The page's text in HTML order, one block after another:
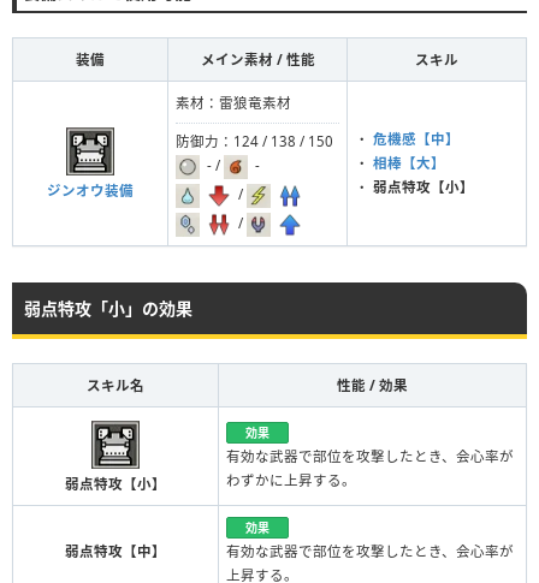
装備 メイン素材 / 性能 スキル
ジンオウ装備
素材：雷狼竜素材
防御力：124 / 138 / 150
- /
-
/
/
・ 危機感【中】
・ 相棒【大】
・ 弱点特攻【小】
弱点特攻「小」の効果
スキル名 性能 / 効果
弱点特攻【小】
効果
有効な武器で部位を攻撃したとき、会心率が
わずかに上昇する。
弱点特攻【中】
効果
有効な武器で部位を攻撃したとき、会心率が
上昇する。